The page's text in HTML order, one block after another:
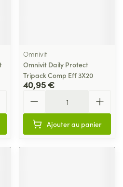
Omnivit
Omnivit Daily Protect
Tripack Comp Eff 3X20
40,95 €
Ajouter au panier